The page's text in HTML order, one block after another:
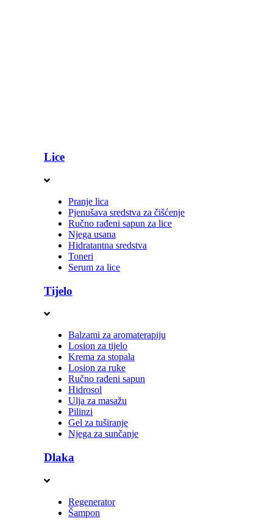
Lice
Pranje lica
Pjenušava sredstva za čišćenje
Ručno rađeni sapun za lice
Njega usana
Hidratantna sredstva
Toneri
Serum za lice
Tijelo
Balzami za aromaterapiju
Losion za tijelo
Krema za stopala
Losion za ruke
Ručno rađeni sapun
Hidrosol
Ulja za masažu
Pilinzi
Gel za tuširanje
Njega za sunčanje
Dlaka
Regenerator
Šampon